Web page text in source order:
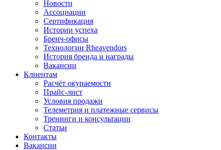
Новости
Ассоциации
Сертификация
Истории успеха
Бренч-офисы
Технологии Rheavendors
История бренда и награды
Вакансии
Клиентам
Расчёт окупаемости
Прайс-лист
Условия продажи
Телеметрия и платежные сервисы
Тренинги и консультации
Статьи
Контакты
Вакансии